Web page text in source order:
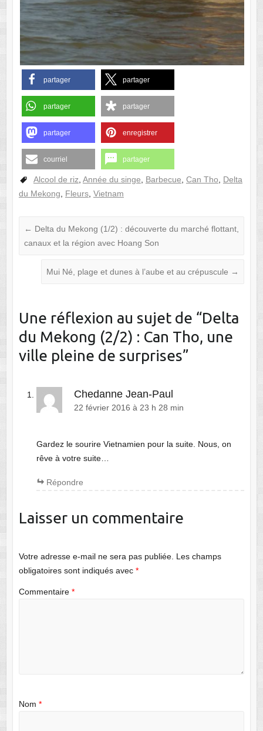
partager partager
partager partager
partager enregistrer
courriel partager
Alcool de riz Année du singe Barbecue Can Tho
Delta
du Mekong
Fleurs, Vietnam
← Delta du Mekong (1/2) : découverte du marché flottant,
canaux et la région avec Hoang Son
Mui Né, plage et dunes à l’aube et au crépuscule →
Une réflexion au sujet de “Delta
du Mekong (2/2) : Can Tho, une
ville pleine de surprises”
Chedanne Jean-Paul
22 février 2016 à 23 h 28 min
Gardez le sourire Vietnamien pour la suite. Nous, on
rêve à votre suite…
Répondre
Laisser un commentaire
Votre adresse e-mail ne sera pas publiée. Les champs
obligatoires sont indiqués avec *
Commentaire *
Nom *